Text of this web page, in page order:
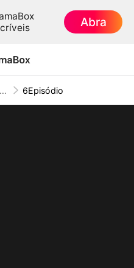
Abra
Uma Noite Fadada com Meu Chefe 6Episódio